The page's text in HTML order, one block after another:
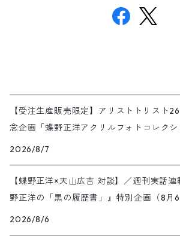
【受注生産販売限定】アリストトリスト
念企画「蝶野正洋アクリルフォトコレクシ
2026/8/7
【蝶野正洋×天山広吉 対談】／週刊実話連
野正洋の「黒の履歴書」』特別企画（8月6
号）
2026/8/6